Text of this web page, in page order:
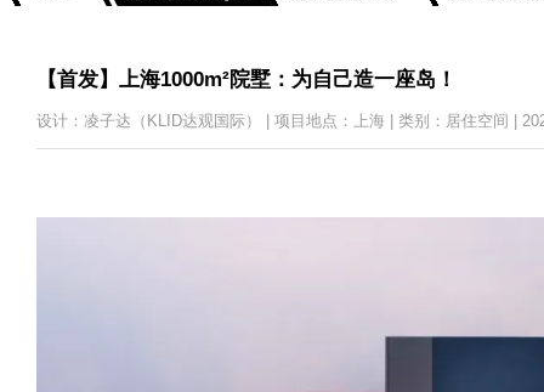
【首发】上海1000m²院墅：为自己造一座岛！
设计：凌子达（KLID达观国际） | 项目地点：上海 | 类别：居住空间 |